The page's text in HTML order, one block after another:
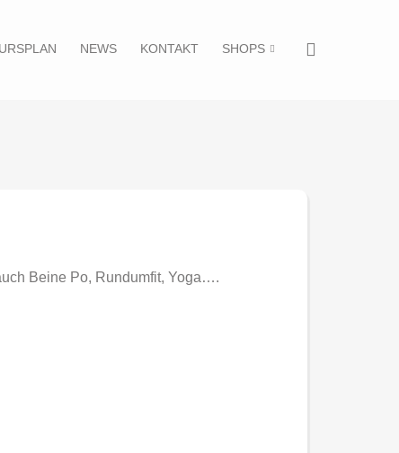
NEWS KONTAKT SHOPS
Beine Po, Rundumfit, Yoga….